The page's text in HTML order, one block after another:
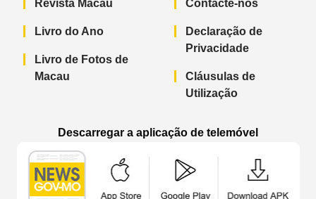
Revista Macau
Livro do Ano
Livro de Fotos de
Macau
Contacte-nos
Declaração de
Privacidade
Cláusulas de
Utilização
Descarregar a aplicação de telemóvel